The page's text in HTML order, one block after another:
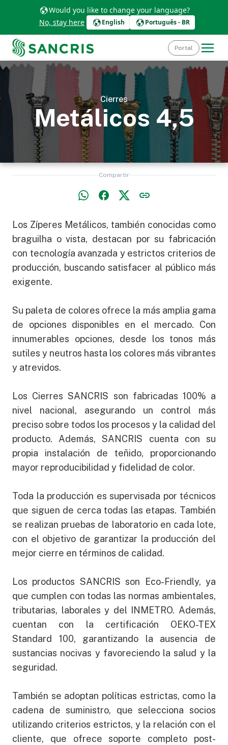
Would you like to change your language?
No, stay here
English Português - BR
Portal
Cierres
Metálicos 4,5
Compartir
Los Zíperes Metálicos, también conocidas como
braguilha o vista, destacan por su fabricación
con tecnología avanzada y estrictos criterios de
producción, buscando satisfacer al público más
exigente.
Su paleta de colores ofrece la más amplia gama
de opciones disponibles en el mercado. Con
innumerables opciones, desde los tonos más
sutiles y neutros hasta los colores más vibrantes
y atrevidos.
Los Cierres SANCRIS son fabricadas 100% a
nivel nacional, asegurando un control más
preciso sobre todos los procesos y la calidad del
producto. Además, SANCRIS cuenta con su
propia instalación de teñido, proporcionando
mayor reproducibilidad y fidelidad de color.
Toda la producción es supervisada por técnicos
que siguen de cerca todas las etapas. También
se realizan pruebas de laboratorio en cada lote,
con el objetivo de garantizar la producción del
mejor cierre en términos de calidad.
Los productos SANCRIS son Eco-Friendly, ya
que cumplen con todas las normas ambientales,
tributarias, laborales y del INMETRO. Además,
cuentan con la certificación OEKO-TEX
Standard 100, garantizando la ausencia de
sustancias nocivas y favoreciendo la salud y la
seguridad.
También se adoptan políticas estrictas, como la
cadena de suministro, que selecciona socios
utilizando criterios estrictos, y la relación con el
cliente, que ofrece soporte completo post-